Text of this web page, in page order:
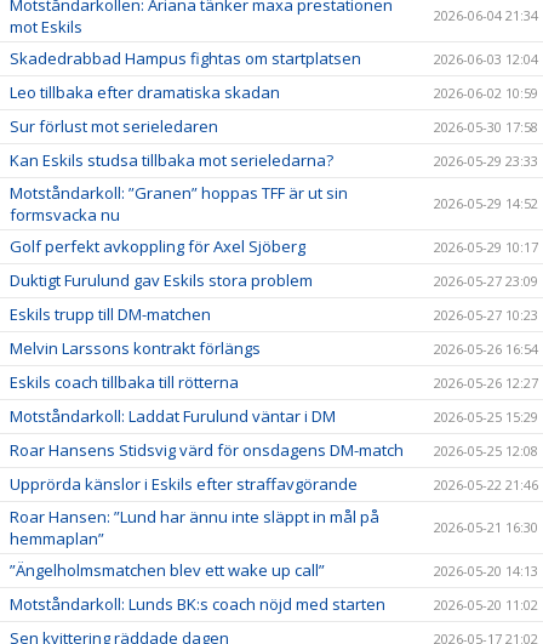
Motståndarkollen: Ariana tänker maxa prestationen
mot Eskils
2026-06-04 21:34
Skadedrabbad Hampus fightas om startplatsen 2026-06-03 12:04
Leo tillbaka efter dramatiska skadan 2026-06-02 10:59
Sur förlust mot serieledaren 2026-05-30 17:58
Kan Eskils studsa tillbaka mot serieledarna? 2026-05-29 23:33
Motståndarkoll: ”Granen” hoppas TFF är ut sin
formsvacka nu
2026-05-29 14:52
Golf perfekt avkoppling för Axel Sjöberg 2026-05-29 10:17
Duktigt Furulund gav Eskils stora problem 2026-05-27 23:09
Eskils trupp till DM-matchen 2026-05-27 10:23
Melvin Larssons kontrakt förlängs 2026-05-26 16:54
Eskils coach tillbaka till rötterna 2026-05-26 12:27
Motståndarkoll: Laddat Furulund väntar i DM 2026-05-25 15:29
Roar Hansens Stidsvig värd för onsdagens DM-match 2026-05-25 12:08
Upprörda känslor i Eskils efter straffavgörande 2026-05-22 21:46
Roar Hansen: ”Lund har ännu inte släppt in mål på
hemmaplan”
2026-05-21 16:30
”Ängelholmsmatchen blev ett wake up call” 2026-05-20 14:13
Motståndarkoll: Lunds BK:s coach nöjd med starten 2026-05-20 11:02
Sen kvittering räddade dagen 2026-05-17 21:02